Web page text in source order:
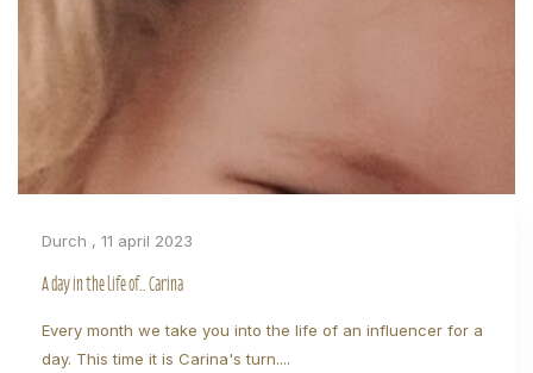
Durch , 11 april 2023
A day in the life of.. Carina
Every month we take you into the life of an influencer for a
day. This time it is Carina's turn....